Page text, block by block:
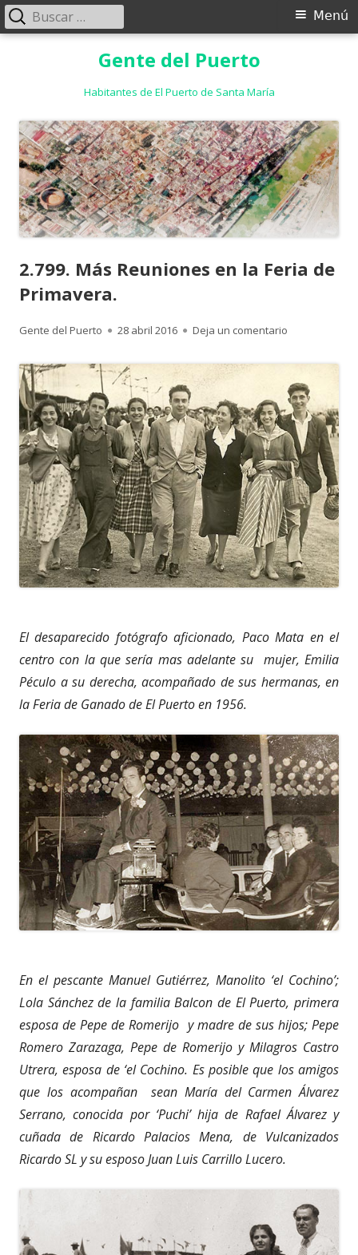
Gente del Puerto
Habitantes de El Puerto de Santa María
Menú
Menú
Buscar:
2.799. Más Reuniones en la Feria de
Primavera.
Autor
Gente del Puerto
Publicado
28 abril 2016 Deja un comentario
El desaparecido fotógrafo aficionado, Paco Mata en el
centro con la que sería mas adelante su mujer, Emilia
Péculo a su derecha, acompañado de sus hermanas, en
la Feria de Ganado de El Puerto en 1956.
En el pescante Manuel Gutiérrez, Manolito ‘el Cochino’;
Lola Sánchez de la familia Balcon de El Puerto, primera
esposa de Pepe de Romerijo y madre de sus hijos; Pepe
Romero Zarazaga, Pepe de Romerijo y Milagros Castro
Utrera, esposa de ‘el Cochino. Es posible que los amigos
que los acompañan sean María del Carmen Álvarez
Serrano, conocida por ‘Puchi’ hija de Rafael Álvarez y
cuñada de Ricardo Palacios Mena, de Vulcanizados
Ricardo SL y su esposo Juan Luis Carrillo Lucero.